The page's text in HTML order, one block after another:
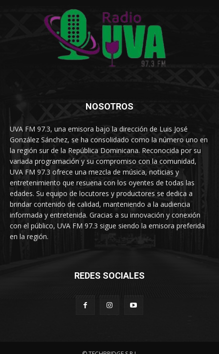
NOSOTROS
UVA FM 97.3, una emisora bajo la dirección de Luis José
González Sánchez, se ha consolidado como la número uno en
la región sur de la República Dominicana. Reconocida por su
variada programación y su compromiso con la comunidad,
UVA FM 97.3 ofrece una mezcla de música, noticias y
entretenimiento que resuena con los oyentes de todas las
edades. Su equipo de locutores y productores se dedica a
brindar contenido de calidad, manteniendo a la audiencia
informada y entretenida. Gracias a su innovación y conexión
con el público, UVA FM 97.3 sigue siendo la emisora preferida
en la región.
REDES SOCIALES